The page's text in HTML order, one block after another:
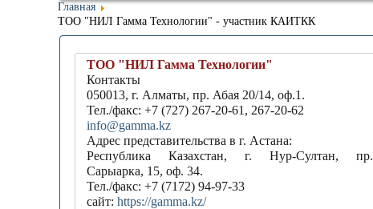
Главная
ТОО "НИЛ Гамма Технологии" - участник КАИТКК
ТОО "НИЛ Гамма Технологии"
Контакты
050013, г. Алматы, пр. Абая 20/14, оф.1.
Тел./факс: +7 (727) 267-20-61, 267-20-62
info@gamma.kz
Адрес представительства в г. Астана:
Республика Казахстан, г. Нур-Султан, пр.
Сарыарка, 15, оф. 34.
Тел./факс: +7 (7172) 94-97-33
сайт: https://gamma.kz/